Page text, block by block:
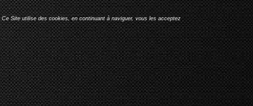
Ce Site utilise des cookies, en continuant à naviguer, vous les acceptez